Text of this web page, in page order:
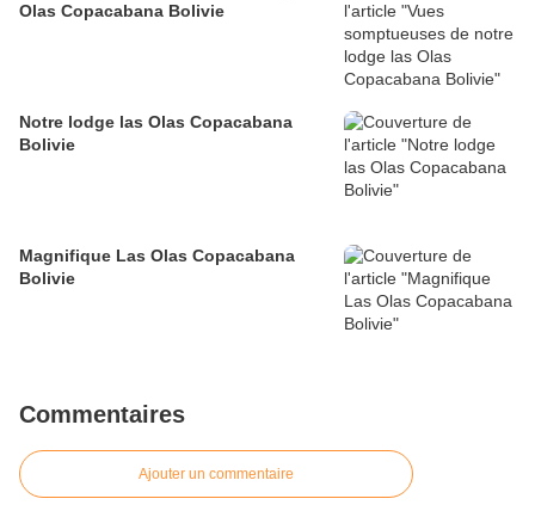
Olas Copacabana Bolivie
Notre lodge las Olas Copacabana
Bolivie
Magnifique Las Olas Copacabana
Bolivie
Commentaires
Ajouter un commentaire